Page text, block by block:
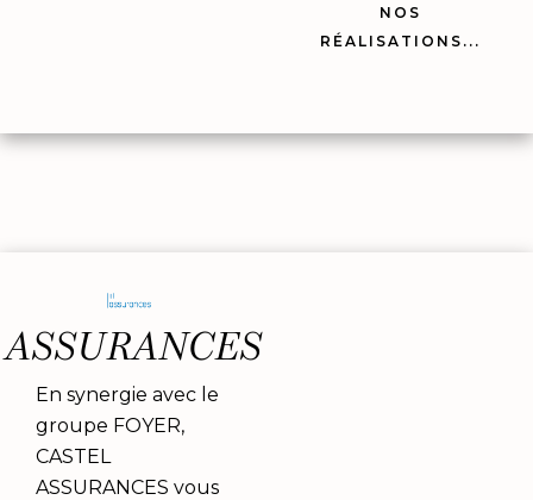
NOS
RÉALISATIONS...
ASSURANCES
En synergie avec le
groupe FOYER,
CASTEL
ASSURANCES vous